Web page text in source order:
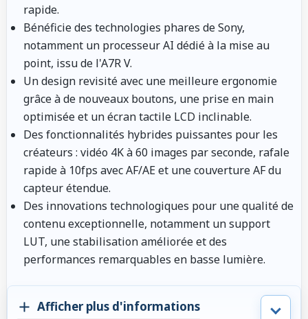
rapide.
Bénéficie des technologies phares de Sony,
notamment un processeur AI dédié à la mise au
point, issu de l'A7R V.
Un design revisité avec une meilleure ergonomie
grâce à de nouveaux boutons, une prise en main
optimisée et un écran tactile LCD inclinable.
Des fonctionnalités hybrides puissantes pour les
créateurs : vidéo 4K à 60 images par seconde, rafale
rapide à 10fps avec AF/AE et une couverture AF du
capteur étendue.
Des innovations technologiques pour une qualité de
contenu exceptionnelle, notamment un support
LUT, une stabilisation améliorée et des
performances remarquables en basse lumière.
Afficher plus d'informations